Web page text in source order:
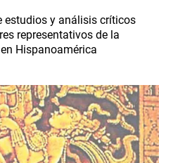
estudios y análisis críticos
representativos de la
Hispanoamérica